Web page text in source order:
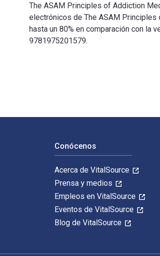
The ASAM Principles of Addiction
electrónicos de The ASAM
hasta un 80% en comparación con la
9781975201579.
Conócenos
Acerca de VitalSource
Prensa y medios
Empleos en VitalSource
Eventos de VitalSource
Blog de VitalSource